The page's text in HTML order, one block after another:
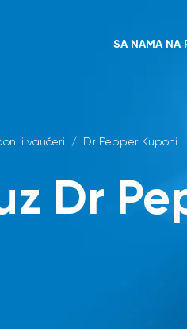
SA NAMA NA
i vaučeri / Dr Pepper Kuponi
Dr